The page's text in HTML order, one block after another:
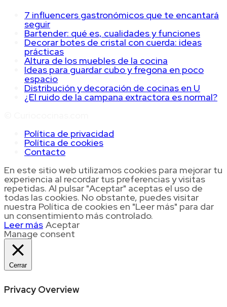
7 influencers gastronómicos que te encantará
seguir
Bartender: qué es, cualidades y funciones
Decorar botes de cristal con cuerda: ideas
prácticas
Altura de los muebles de la cocina
Ideas para guardar cubo y fregona en poco
espacio
Distribución y decoración de cocinas en U
¿El ruido de la campana extractora es normal?
Política de privacidad
Política de cookies
Contacto
En este sitio web utilizamos cookies para mejorar tu
experiencia al recordar tus preferencias y visitas
repetidas. Al pulsar "Aceptar" aceptas el uso de
todas las cookies. No obstante, puedes visitar
nuestra Política de cookies en "Leer más" para dar
un consentimiento más controlado.
Leer más Aceptar
Manage consent
Cerrar
Privacy Overview